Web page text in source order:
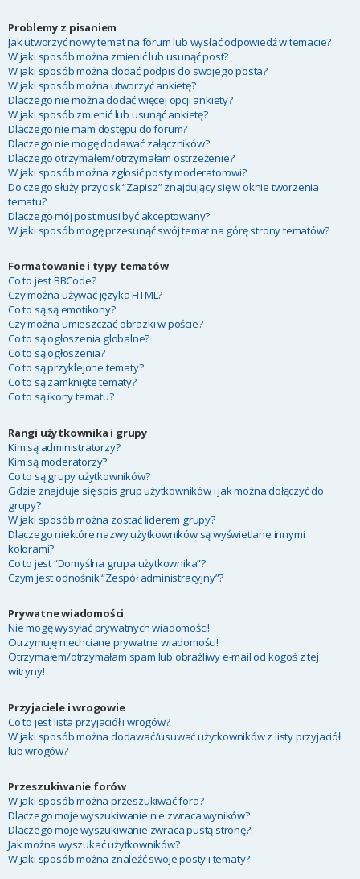
Problemy z pisaniem
Jak utworzyć nowy temat na forum lub wysłać odpowiedź w temacie?
W jaki sposób można zmienić lub usunąć post?
W jaki sposób można dodać podpis do swojego posta?
W jaki sposób można utworzyć ankietę?
Dlaczego nie można dodać więcej opcji ankiety?
W jaki sposób zmienić lub usunąć ankietę?
Dlaczego nie mam dostępu do forum?
Dlaczego nie mogę dodawać załączników?
Dlaczego otrzymałem/otrzymałam ostrzeżenie?
W jaki sposób można zgłosić posty moderatorowi?
Do czego służy przycisk “Zapisz” znajdujący się w oknie tworzenia
tematu?
Dlaczego mój post musi być akceptowany?
W jaki sposób mogę przesunąć swój temat na górę strony tematów?
Formatowanie i typy tematów
Co to jest BBCode?
Czy można używać języka HTML?
Co to są są emotikony?
Czy można umieszczać obrazki w poście?
Co to są ogłoszenia globalne?
Co to są ogłoszenia?
Co to są przyklejone tematy?
Co to są zamknięte tematy?
Co to są ikony tematu?
Rangi użytkownika i grupy
Kim są administratorzy?
Kim są moderatorzy?
Co to są grupy użytkowników?
Gdzie znajduje się spis grup użytkowników i jak można dołączyć do
grupy?
W jaki sposób można zostać liderem grupy?
Dlaczego niektóre nazwy użytkowników są wyświetlane innymi
kolorami?
Co to jest “Domyślna grupa użytkownika”?
Czym jest odnośnik “Zespół administracyjny”?
Prywatne wiadomości
Nie mogę wysyłać prywatnych wiadomości!
Otrzymuję niechciane prywatne wiadomości!
Otrzymałem/otrzymałam spam lub obraźliwy e-mail od kogoś z tej
witryny!
Przyjaciele i wrogowie
Co to jest lista przyjaciół i wrogów?
W jaki sposób można dodawać/usuwać użytkowników z listy przyjaciół
lub wrogów?
Przeszukiwanie forów
W jaki sposób można przeszukiwać fora?
Dlaczego moje wyszukiwanie nie zwraca wyników?
Dlaczego moje wyszukiwanie zwraca pustą stronę?!
Jak można wyszukać użytkowników?
W jaki sposób można znaleźć swoje posty i tematy?